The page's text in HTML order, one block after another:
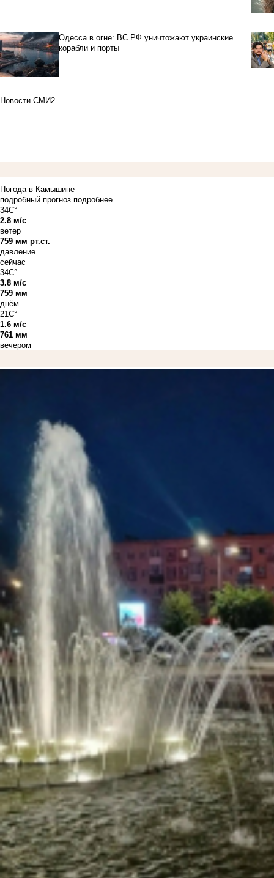
Одесса в огне: ВС РФ уничтожают украинские
корабли и порты
Новости СМИ2
Погода в Камышине
подробный прогноз подробнее
34C°
2.8 м/с
ветер
759 мм рт.ст.
давление
сейчас
34C°
3.8 м/с
759 мм
днём
21C°
1.6 м/с
761 мм
вечером